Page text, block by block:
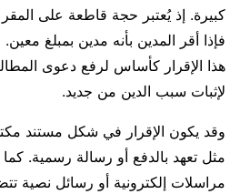
كبيرة. إذ يُعتبر حجة قاطعة على
فإذا أقر المدين بأنه مدين بمبلغ
هذا الإقرار كأساس لرفع دعوى
لإثبات سبب الدين من جديد.
وقد يكون الإقرار في شكل مستند
مثل تعهد بالدفع أو رسالة رسمية.
مراسلات إلكترونية أو رسائل نصية